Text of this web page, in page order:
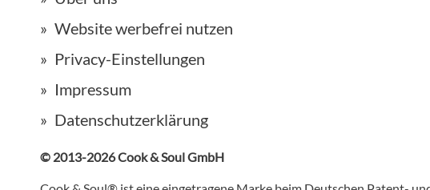
Website werbefrei nutzen
Privacy-Einstellungen
Impressum
Datenschutzerklärung
© 2013-2026 Cook & Soul GmbH